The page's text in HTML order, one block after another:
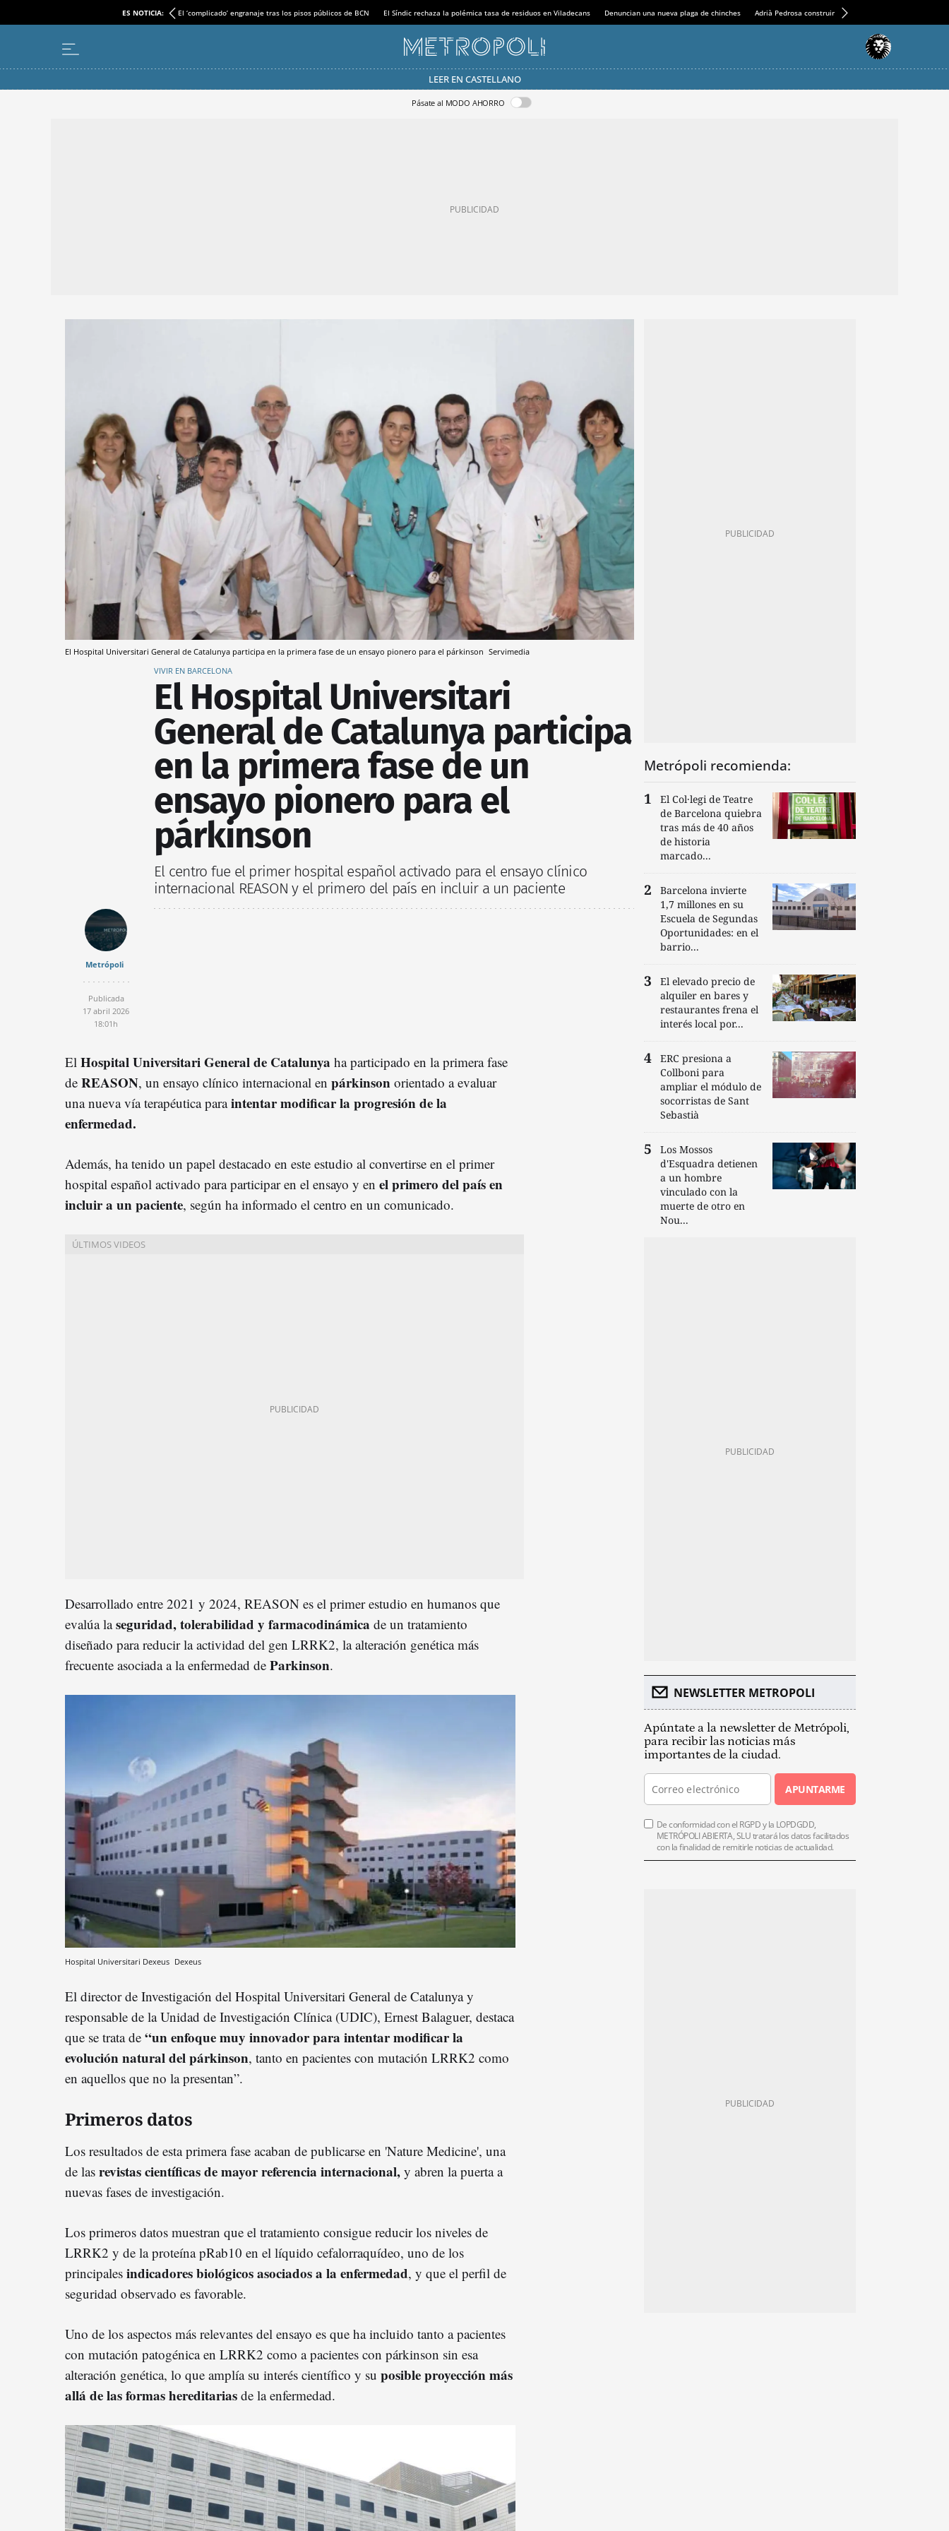
ES NOTICIA: El ‘complicado’ engranaje tras los pisos públicos de BCN El Síndic rechaza la polémica tasa de residuos en Viladecans Denuncian una nueva plaga de chinches Adrià Pedrosa construirá la nueva residencia en el
LEER EN CASTELLANO
Pásate al MODO AHORRO
El Hospital Universitari General de Catalunya participa en la primera fase de un ensayo pionero para el párkinson Servimedia
VIVIR EN BARCELONA
El Hospital Universitari
General de Catalunya participa
en la primera fase de un
ensayo pionero para el
párkinson
El centro fue el primer hospital español activado para el ensayo clínico
internacional REASON y el primero del país en incluir a un paciente
Metrópoli
Publicada
17 abril 2026
18:01h
El Hospital Universitari General de Catalunya ha participado en la primera fase
de REASON, un ensayo clínico internacional en párkinson orientado a evaluar
una nueva vía terapéutica paraintentar modificar la progresión de la
enfermedad.
Además, ha tenido un papel destacado en este estudio al convertirse en el primer
hospital español activado para participar en el ensayo y en el primero del país en
incluir a un paciente, según ha informado el centro en un comunicado.
Desarrollado entre 2021 y 2024, REASON es el primer estudio en humanos que
evalúa laseguridad, tolerabilidad y farmacodinámica de un tratamiento
diseñado para reducir la actividad del gen LRRK2, la alteración genética más
frecuente asociada a la enfermedad de Parkinson.
Hospital Universitari Dexeus Dexeus
El director de Investigación del Hospital Universitari General de Catalunya y
responsable de la Unidad de Investigación Clínica (UDIC), Ernest Balaguer, destaca
que se trata de “un enfoque muy innovador para intentar modificar la
evolución natural del párkinson, tanto en pacientes con mutación LRRK2 como
en aquellos que no la presentan”.
Primeros datos
Los resultados de esta primera fase acaban de publicarse en 'Nature Medicine', una
de las revistas científicas de mayor referencia internacional, y abren la puerta a
nuevas fases de investigación.
Los primeros datos muestran que el tratamiento consigue reducir los niveles de
LRRK2 y de la proteína pRab10 en el líquido cefalorraquídeo, uno de los
principales indicadores biológicos asociados a la enfermedad, y que el perfil de
seguridad observado es favorable.
Uno de los aspectos más relevantes del ensayo es que ha incluido tanto a pacientes
con mutación patogénica en LRRK2 como a pacientes con párkinson sin esa
alteración genética, lo que amplía su interés científico y su posible proyección más
allá de las formas hereditarias de la enfermedad.
Metrópoli recomienda:
El Col·legi de Teatre
de Barcelona quiebra
tras más de 40 años
de historia
marcado...
Barcelona invierte
1,7 millones en su
Escuela de Segundas
Oportunidades: en el
barrio...
El elevado precio de
alquiler en bares y
restaurantes frena el
interés local por...
ERC presiona a
Collboni para
ampliar el módulo de
socorristas de Sant
Sebastià
Los Mossos
d'Esquadra detienen
a un hombre
vinculado con la
muerte de otro en
Nou...
NEWSLETTER METROPOLI
Apúntate a la newsletter de Metrópoli,
para recibir las noticias más
importantes de la ciudad.
APUNTARME
De conformidad con el RGPD y la LOPDGDD,
METRÓPOLI ABIERTA, SLU tratará los datos facilitados
con la finalidad de remitirle noticias de actualidad.